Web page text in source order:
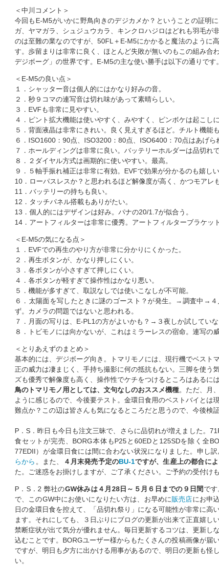
＜中川コメント＞
今回もE-M5がいかに野鳥向きのデジカメか？ということの証明
ガ、ヤマガラ、シュジュウカラ、キンクロハジロはどれも羽毛が
のは至難の業なのですが、50FL＋E-M5にかかると魔法のように
す。歩留まりは非常に良く、ほとんど失敗が無いのもこの組み合
デジボーグ」の世界です。E-M5の主な使い勝手は以下の通りです
＜E-M5の良い点＞
１．シャッター音は個人的にはかなり好みの音。
２．秒９コマの連写音は切れ味があって素晴らしい。
３．EVFも非常に見やすい。
４．ピント拡大機能は使いやすく、みやすく、ピンボケは起こし
５．背面液晶は非常にきれい。良く見えすぎるほど。チルト機能
６．ISO1600：90点、ISO3200：80点、ISO6400：70点はあげ
７．ホールディングは非常に良い。バッテリーホルダーは品切れ
８．２ダイヤル方式は画期的に使いやすい。最高。
９．５軸手振れ補正は非常に有効。EVFで効果が分かるのも嬉し
10．ローパスレスか？と思われるほど解像度が高く、かつモアレ
11．バッテリーの持ちも良い。
12．タッチパネル搭載もありがたい。
13．個人的にはデザインは好み。パナの20/1.7が似合う。
14．アートフィルターは非常に優秀。アートフィルターブラケッ
＜E-M5の気になる点＞
１．EVFでの再生のやり方が非常に分かりにくかった。
２．再生ボタンが、かなり押しにくい。
３．各ボタンが小さすぎて押しにくい。
４．各ボタンが軽すぎて操作性はかなり悪い。
５．機能が多すぎて、取説なしでは使いこなしが不可能。
６．太陽面を写したときに謎のゴースト？が発生。→調査中→
ず。カメラの問題ではないと思われる。
７．月面の写りは、E-PL1の方がよいかも？→３夜しか試してい
８．トビモノには向かないが、これはミラーレスの宿命。連写の
＜とりあえずのまとめ＞
基本的には、デジボーグ向き。トマリモノには、現行機でベスト
正の威力は凄まじく、手持ち撮影に何の抵抗もない。三脚を使う
ズも優秀で解像度も高く、操作性でケチをつけるところはあるに
鳥のトマリモノ用としては、文句なしのおススメ機種。ただ、月
ように感じるので、今後要テスト。金環日食用のベストバイとは
難点か？この辺は皆さんも気になるところだと思うので、今後検
P．S．昨日も今日も注文三昧で、さらに品切れが増えました。
食セットが完売、BORG本体もP25と60EDと125SDを除く全
77EDII）が金環日食には間に合わない状況になりました。申し
らから 。また、 ４月末発売予定のBU-1ですが、生産上の都合に
た。ご迷惑をお掛けしますが、ご了承ください。ご予約の受付け
P．S．2 弊社のGW休みは４月28日～５月６日までの９日間 で
で、このGW中にお使いになりたい方は、お早めに販売店にお申
日の金環日食を控えて、「品切れ祭り」になる可能性が非常に高
ます。それにしても、３日ぶりにブログの更新が出来て正直嬉し
禁断症状が出て気分が優れません。毎日更新するコツは、更新し
込むことです。BORGユーザー様からもたくさんの投稿画像が届
ですが、明日も夕方に出かける用事があるので、明日の更新も怪
い。